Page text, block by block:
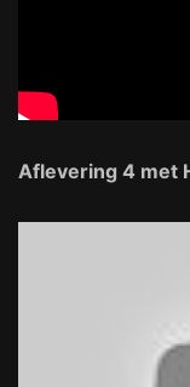
Aflevering 4 met